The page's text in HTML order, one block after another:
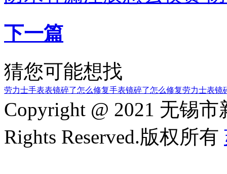
下一篇
猜您可能想找
劳力士手表表镜碎了怎么修复手表镜碎了怎么修复劳力士表镜
Copyright @ 2021 无锡
Rights Reserved.版权所有